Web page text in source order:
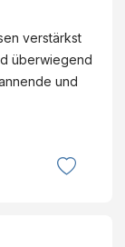
verstärkst
überwiegend
und